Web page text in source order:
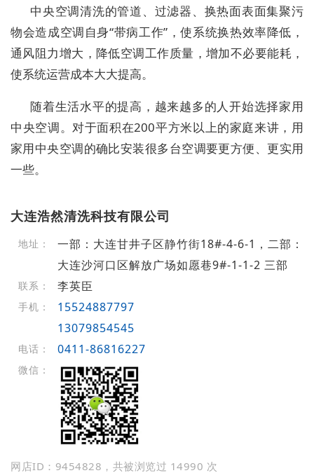
中央空调清洗的管道、过滤器、换热面表面集聚污
物会造成空调自身“带病工作”，使系统换热效率降低，
通风阻力增大，降低空调工作质量，增加不必要能耗，
使系统运营成本大大提高。
随着生活水平的提高，越来越多的人开始选择家用
中央空调。对于面积在200平方米以上的家庭来讲，用
家用中央空调的确比安装很多台空调要更方便、更实用
一些。
大连浩然清洗科技有限公司
地址：
一部：大连甘井子区静竹街18#-4-6-1，二部：
大连沙河口区解放广场如愿巷9#-1-1-2 三部
联系： 李英臣
手机：
15524887797
13079854545
电话： 0411-86816227
微信：
网店ID：9454828，共被浏览过 14990 次